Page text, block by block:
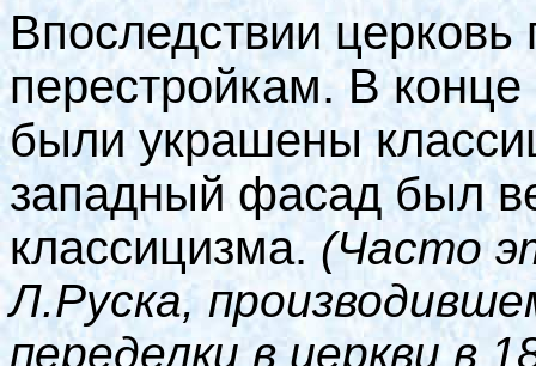
Впоследствии
перестройкам. В конце
были украшены
западный фасад был
классицизма. (Часто
Л.Руска,
переделки в церкви в